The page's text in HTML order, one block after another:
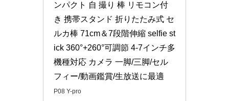
ンパクト 自 撮り 棒 リモコン付
き 携帯スタンド 折りたたみ式 セ
ルカ棒 71cm＆7段階伸縮 selfie st
ick 360°+260°可調節 4-7インチ多
機種対応 カメラ 一脚/三脚/セル
フィー/動画鑑賞/生放送に最適
P08 Y-pro